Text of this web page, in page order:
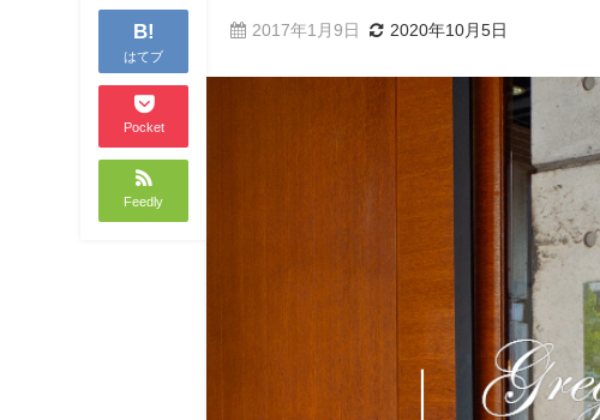
B!
はてブ
Pocket
Feedly
2017年1月9日 2020年10月5日